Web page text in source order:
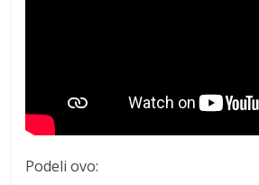
Podeli ovo: